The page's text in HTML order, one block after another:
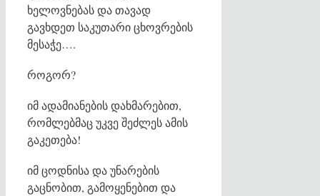
ხელოვნებას და თავად
გავხდეთ საკუთარი ცხოვრების
მესაჭე….
როგორ?
იმ ადამიანების დახმარებით,
რომლებმაც უკვე შეძლეს ამის
გაკეთება!
იმ ცოდნისა და უნარების
გაცნობით, გამოყენებით და